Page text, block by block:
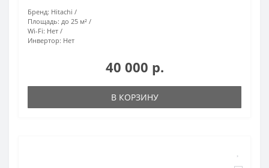
Бренд: Hitachi
Площадь: до 25 м²
Wi-Fi: Нет
Инвертор: Нет
40 000 р.
В КОРЗИНУ